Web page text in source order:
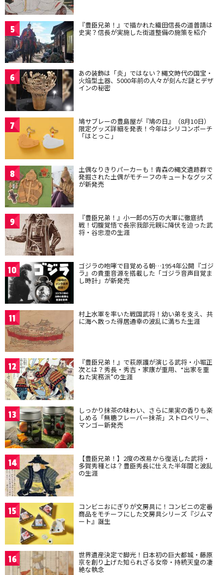
5 『豊臣兄弟！』で描かれた織田信長の道普請は
史実？信長が実施した街道整備の施策を紹介
6 あの装飾は「炎」ではない？縄文時代の国宝・
火焔型土器、5000年前の人々が刻んだ謎とデザ
インの秘密
7 鳩サブレーの豊島屋が『鳩の日』（8月10日）
限定グッズ詳細を発表！今年はシリコンポーチ
「はとっこ」
8 土偶なりきりパーカーも！青森の縄文遺跡群で
発掘された土偶がモチーフのキュートなグッズ
が新発売
9 『豊臣兄弟！』小一郎の5万の大軍に徹底抗
戦！切腹覚悟で長宗我部元親に降伏を迫った武
将・谷忠澄の生涯
10 ゴジラの咆哮で目覚める朝…1954年公開『ゴジ
ラ』の貴重音源を搭載した「ゴジラ音声目覚ま
し時計」が新発売
11 村上水軍を率いた戦国武将！幼い弟を支え、共
に海へ散った得居通幸の波乱に満ちた生涯
12 『豊臣兄弟！』で萩原護が演じる武将・小堀正
次とは？秀長・秀吉・家康が重用、“出家を重
ねた実務派”の生涯
13 しっかり抹茶の味わい、さらに果実の香りも楽
しめる「無糖フレーバー抹茶」ストロベリー、
マンゴー新発売
14 【豊臣兄弟！】2度の改易から復活した武将・
多賀秀種とは？豊臣秀長に仕えた半年間と波乱
の生涯
15 コンビニおにぎりが文房具に！コンビニの定番
商品をモチーフにした文房具シリーズ『ジムマ
ート』誕生
16 世界遺産決定で脚光！日本初の巨大都城・藤原
京を創り上げた知られざる女帝・持統天皇の凄
絶な執念